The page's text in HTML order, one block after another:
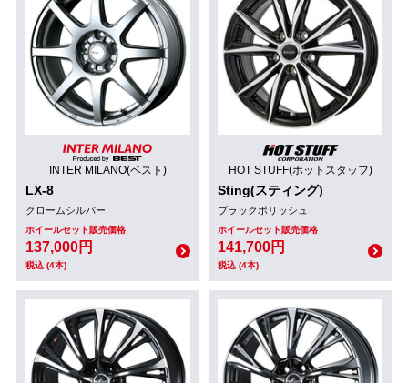
INTER MILANO(ベスト)
LX-8
クロームシルバー
ホイールセット販売価格
137,000円
税込 (4本)
HOT STUFF(ホットスタッフ)
Sting(スティング)
ブラックポリッシュ
ホイールセット販売価格
141,700円
税込 (4本)